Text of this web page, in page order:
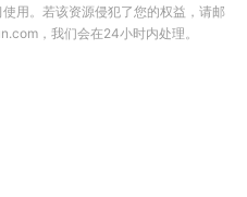
用。若该资源侵犯了您的权益，请邮
，我们会在24小时内处理。